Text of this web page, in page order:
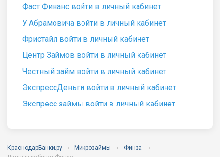
Фаст Финанс войти в личный кабинет
У Абрамовича войти в личный кабинет
Фристайл войти в личный кабинет
Центр Займов войти в личный кабинет
Честный займ войти в личный кабинет
ЭкспрессДеньги войти в личный кабинет
Экспресс займы войти в личный кабинет
КраснодарБанки.ру Микрозаймы
Финза